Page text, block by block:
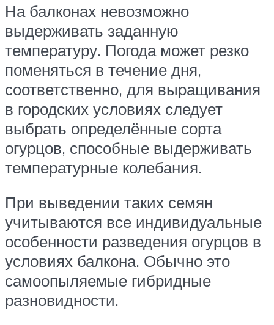
На балконах невозможно
выдерживать заданную
температуру. Погода может резко
поменяться в течение дня,
соответственно, для выращивания
в городских условиях следует
выбрать определённые сорта
огурцов, способные выдерживать
температурные колебания.
При выведении таких семян
учитываются все индивидуальные
особенности разведения огурцов в
условиях балкона. Обычно это
самоопыляемые гибридные
разновидности.